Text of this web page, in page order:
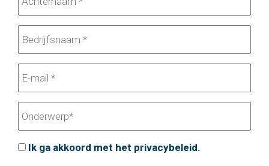
Ik ga akkoord met het privacybeleid.